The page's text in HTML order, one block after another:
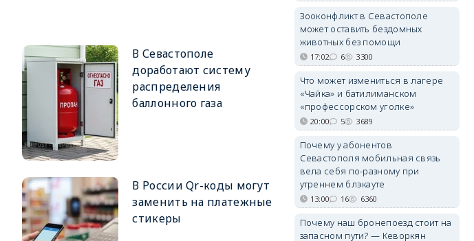
В Севастополе
доработают систему
распределения
баллонного газа
В России Qr-коды могут
заменить на платежные
стикеры
Зооконфликт в Севастополе
может оставить бездомных
животных без помощи
17:02 6 3300
Что может измениться в лагере
«Чайка» и батилиманском
«профессорском уголке»
20:00 5 3689
Почему у абонентов
Севастополя мобильная связь
вела себя по-разному при
утреннем блэкауте
13:00 16 6360
Почему наш бронепоезд стоит на
запасном пути? — Кеворкян